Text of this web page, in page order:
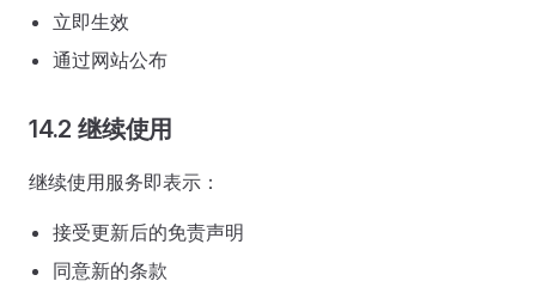
立即生效
通过网站公布
14.2 继续使用
继续使用服务即表示：
接受更新后的免责声明
同意新的条款